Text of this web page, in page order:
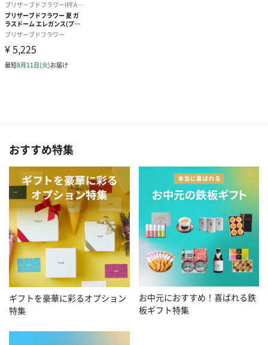
おすすめ特集
ギフトを豪華に彩るオプション
特集
お中元におすすめ！喜ばれる鉄
板ギフト特集